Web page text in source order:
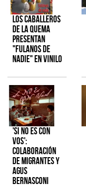
Los Caballeros
de la Quema
presentan
"Fulanos de
Nadie" en vinilo
'Si No Es Con
Vos':
colaboración
de Migrantes y
Agus
Bernasconi